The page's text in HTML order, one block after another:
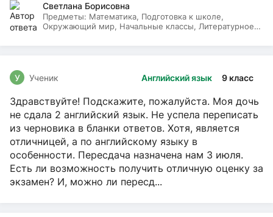
Светлана Борисовна
Предметы: Математика, Подготовка к школе,
Окружающий мир, Начальные классы, Литературное
Английский язык 9 класс
У Ученик
Здравствуйте! Подскажите, пожалуйста. Моя дочь
не сдала 2 английский язык. Не успела переписать
из черновика в бланки ответов. Хотя, является
отличницей, а по английскому языку в
особенности. Пересдача назначена нам 3 июля.
Есть ли возможность получить отличную оценку за
экзамен? И, можно ли пересд...